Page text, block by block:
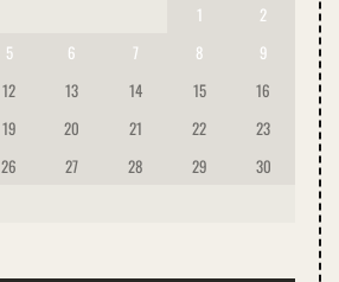
1
2
5 6 7 8
9
12 13 14 15
16
19 20 21 22
23
26 27 28 29
30